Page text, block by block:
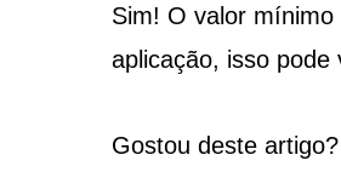
Sim! O valor
aplicação, isso pode
Gostou deste